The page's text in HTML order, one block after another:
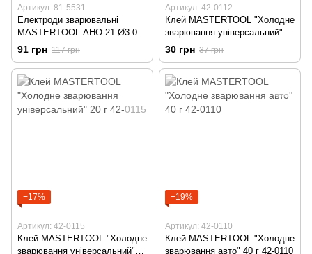
Артикул: 81-5531
Електроди зварювальні
MASTERTOOL АНО-21 Ø3.0
мм 1 кг 81-5531
91 грн 117 грн
Артикул: 42-0112
Клей MASTERTOOL "Холодне
зварювання універсальний"
40 г 42-0112
30 грн 37 грн
−17%
Артикул: 42-0115
Клей MASTERTOOL "Холодне
зварювання універсальний"
−19%
Артикул: 42-0110
Клей MASTERTOOL "Холодне
зварювання авто" 40 г 42-0110